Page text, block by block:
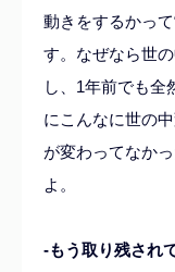
動きをするかっ
す。なぜなら世
し、1年前でも全
にこんなに世の
が変わってなか
よ。
-もう取り残され